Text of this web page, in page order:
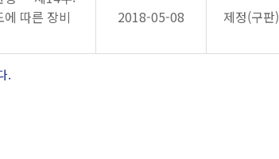
따른 장비
2018-05-08 제정(구판)
.